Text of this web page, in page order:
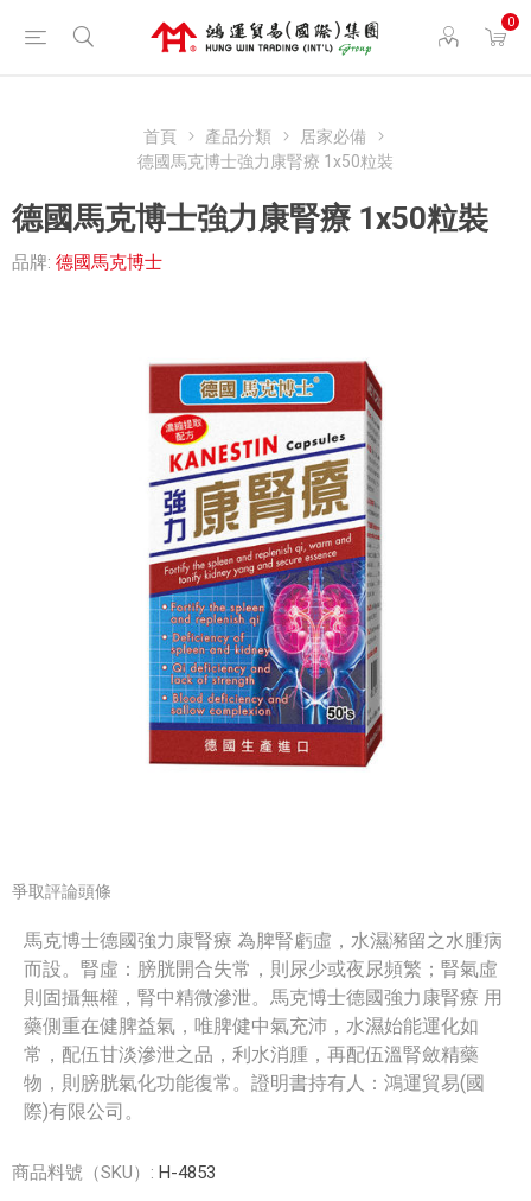
0
首頁 產品分類
居家必備
德國馬克博士強力康腎療 1x50粒裝
德國馬克博士強力康腎療 1x50粒裝
品牌: 德國馬克博士
爭取評論頭條
馬克博士德國強力康腎療 為脾腎虧虛，水濕瀦留之水腫病
而設。腎虛：膀胱開合失常，則尿少或夜尿頻繁；腎氣虛
則固攝無權，腎中精微滲泄。馬克博士德國強力康腎療 用
藥側重在健脾益氣，唯脾健中氣充沛，水濕始能運化如
常，配伍甘淡滲泄之品，利水消腫，再配伍溫腎斂精藥
物，則膀胱氣化功能復常。證明書持有人：鴻運貿易(國
際)有限公司。
商品料號（SKU）: H-4853